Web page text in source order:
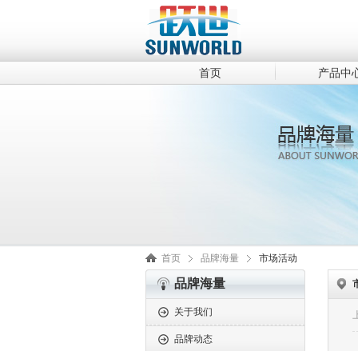
首页 产品中
首页 品牌海量 市场活动
品牌海量
关于我们
品牌动态